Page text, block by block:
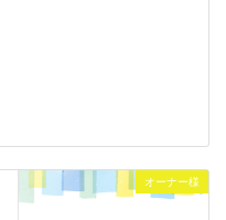
オーナー様